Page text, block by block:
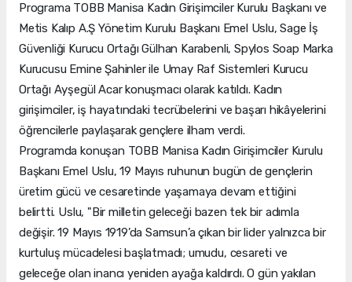
Programa TOBB Manisa Kadın Girişimciler Kurulu Başkanı ve
Metis Kalıp A.Ş Yönetim Kurulu Başkanı Emel Uslu, Sage İş
Güvenliği Kurucu Ortağı Gülhan Karabenli, Spylos Soap Marka
Kurucusu Emine Şahinler ile Umay Raf Sistemleri Kurucu
Ortağı Ayşegül Acar konuşmacı olarak katıldı. Kadın
girişimciler, iş hayatındaki tecrübelerini ve başarı hikâyelerini
öğrencilerle paylaşarak gençlere ilham verdi.
Programda konuşan TOBB Manisa Kadın Girişimciler Kurulu
Başkanı Emel Uslu, 19 Mayıs ruhunun bugün de gençlerin
üretim gücü ve cesaretinde yaşamaya devam ettiğini
belirtti. Uslu, "Bir milletin geleceği bazen tek bir adımla
değişir. 19 Mayıs 1919’da Samsun’a çıkan bir lider yalnızca bir
kurtuluş mücadelesi başlatmadı; umudu, cesareti ve
geleceğe olan inancı yeniden ayağa kaldırdı. O gün yakılan